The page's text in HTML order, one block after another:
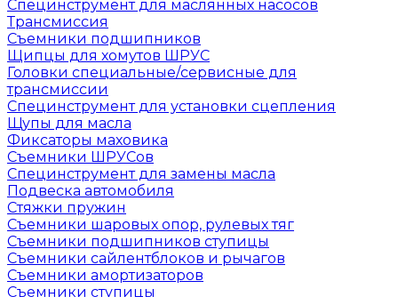
Специнструмент для маслянных насосов
Трансмиссия
Съемники подшипников
Щипцы для хомутов ШРУС
Головки специальные/сервисные для
трансмиссии
Специнструмент для установки сцепления
Щупы для масла
Фиксаторы маховика
Съемники ШРУСов
Специнструмент для замены масла
Подвеска автомобиля
Стяжки пружин
Съемники шаровых опор, рулевых тяг
Съемники подшипников ступицы
Съемники сайлентблоков и рычагов
Съемники амортизаторов
Съемники ступицы